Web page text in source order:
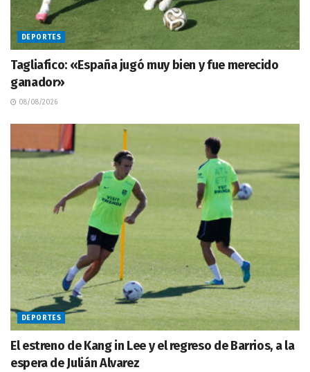
DEPORTES
Tagliafico: «España jugó muy bien y fue merecido
ganador»
08/08/2026
DEPORTES
El estreno de Kang in Lee y el regreso de Barrios, a la
espera de Julián Alvarez